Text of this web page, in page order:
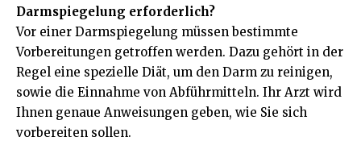
Darmspiegelung erforderlich?
Vor einer Darmspiegelung müssen bestimmte
Vorbereitungen getroffen werden. Dazu gehört in der
Regel eine spezielle Diät, um den Darm zu reinigen,
sowie die Einnahme von Abführmitteln. Ihr Arzt wird
Ihnen genaue Anweisungen geben, wie Sie sich
vorbereiten sollen.